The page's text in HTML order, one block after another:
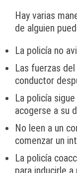
Hay varias
de alguien
La policía no
Las fuerzas
conductor
La policía
acogerse a su
No leen a un
comenzar un
La policía
para inducirle a